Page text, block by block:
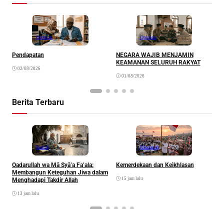
Opinion
Pendapatan
02/08/2026
Opinion
NEGARA WAJIB MENJAMIN
KEAMANAN SELURUH RAKYAT
01/08/2026
Berita Terbaru
Ibadah
Qadarullah wa Mā Syā’a Fa’ala:
Membangun Keteguhan Jiwa dalam
Menghadapi Takdir Allah
13 jam lalu
Khazanah
Kemerdekaan dan Keikhlasan
15 jam lalu